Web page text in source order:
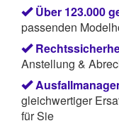
Über 123.000
passenden
Anstellung &
gleichwertiger
für Sie